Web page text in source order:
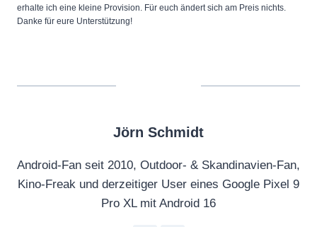
erhalte ich eine kleine Provision. Für euch ändert sich am Preis nichts.
Danke für eure Unterstützung!
Jörn Schmidt
Android-Fan seit 2010, Outdoor- & Skandinavien-Fan,
Kino-Freak und derzeitiger User eines Google Pixel 9
Pro XL mit Android 16